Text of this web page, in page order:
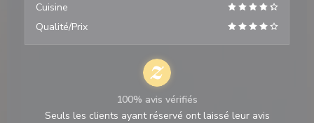
Cuisine
Qualité/Prix
100% avis vérifiés
Seuls les clients ayant réservé ont laissé leur avis